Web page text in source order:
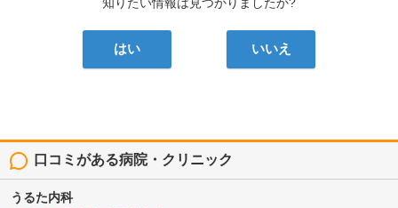
はい いいえ
口コミがある病院・クリニック
うるた内科